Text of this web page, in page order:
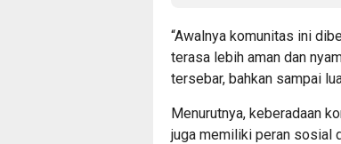
“Awalnya komunitas ini
terasa lebih aman dan
tersebar, bahkan sampai
Menurutnya, keberadaan
juga memiliki peran sosial